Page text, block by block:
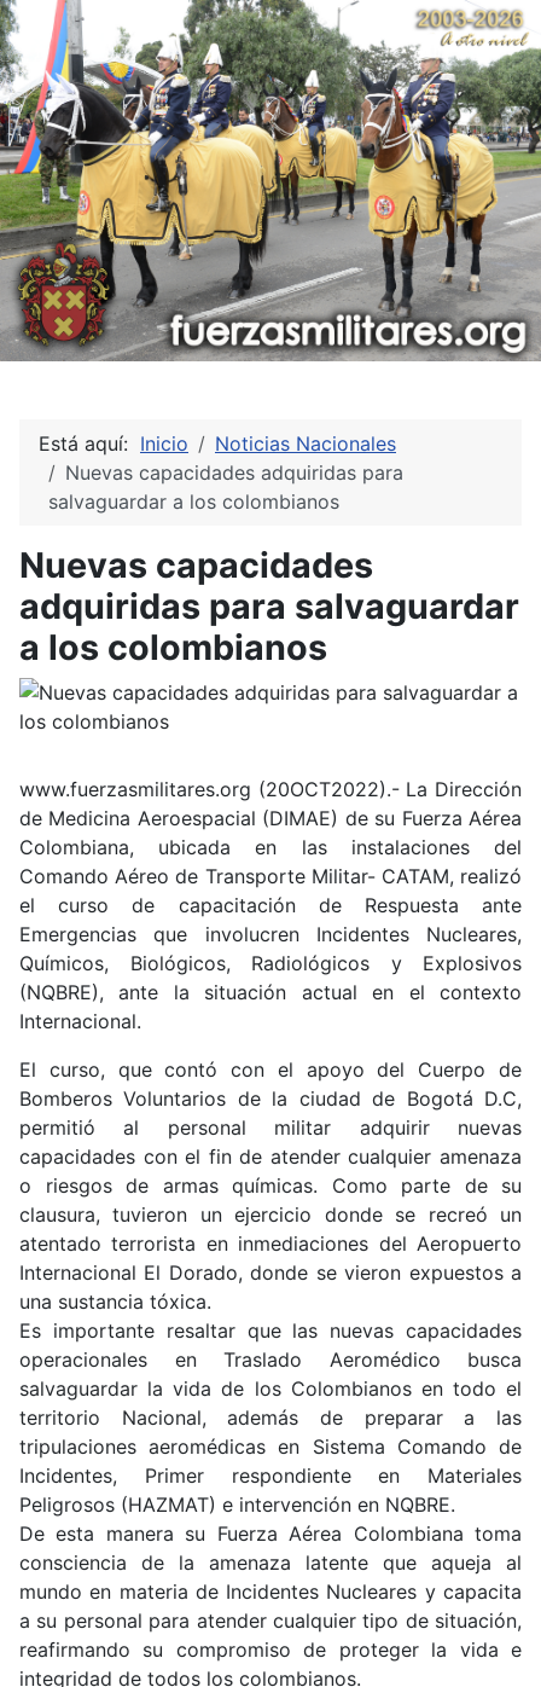
Está aquí: Inicio
Noticias Nacionales
Nuevas capacidades adquiridas para
salvaguardar a los colombianos
Nuevas capacidades
adquiridas para salvaguardar
a los colombianos
www.fuerzasmilitares.org (20OCT2022).- La Dirección
de Medicina Aeroespacial (DIMAE) de su Fuerza Aérea
Colombiana, ubicada en las instalaciones del
Comando Aéreo de Transporte Militar- CATAM, realizó
el curso de capacitación de Respuesta ante
Emergencias que involucren Incidentes Nucleares,
Químicos, Biológicos, Radiológicos y Explosivos
(NQBRE), ante la situación actual en el contexto
Internacional.
El curso, que contó con el apoyo del Cuerpo de
Bomberos Voluntarios de la ciudad de Bogotá D.C,
permitió al personal militar adquirir nuevas
capacidades con el fin de atender cualquier amenaza
o riesgos de armas químicas. Como parte de su
clausura, tuvieron un ejercicio donde se recreó un
atentado terrorista en inmediaciones del Aeropuerto
Internacional El Dorado, donde se vieron expuestos a
una sustancia tóxica.
Es importante resaltar que las nuevas capacidades
operacionales en Traslado Aeromédico busca
salvaguardar la vida de los Colombianos en todo el
territorio Nacional, además de preparar a las
tripulaciones aeromédicas en Sistema Comando de
Incidentes, Primer respondiente en Materiales
Peligrosos (HAZMAT) e intervención en NQBRE.
De esta manera su Fuerza Aérea Colombiana toma
consciencia de la amenaza latente que aqueja al
mundo en materia de Incidentes Nucleares y capacita
a su personal para atender cualquier tipo de situación,
reafirmando su compromiso de proteger la vida e
integridad de todos los colombianos.